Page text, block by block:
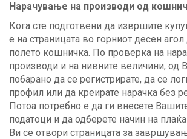
Нарачување на производи од
Кога сте подготвени да извршите
е на страницата во горниот десен
полето кошничка. По проверка на
производи и на нивните величини, од
побарано да се регистрирате, да се
профил или да креирате нарачка без
Потоа потребно е да ги внесете
податоци и да одберете начин на
Ви се отвори страницата за